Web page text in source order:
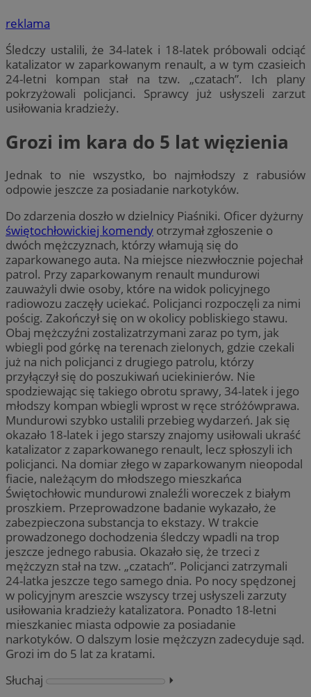
reklama
Śledczy ustalili, że 34-latek i 18-latek próbowali odciąć
katalizator w zaparkowanym renault, a w tym czasieich
24-letni kompan stał na tzw. „czatach”. Ich plany
pokrzyżowali policjanci. Sprawcy już usłyszeli zarzut
usiłowania kradzieży.
Grozi im kara do 5 lat więzienia
Jednak to nie wszystko, bo najmłodszy z rabusiów
odpowie jeszcze za posiadanie narkotyków.
Do zdarzenia doszło w dzielnicy Piaśniki. Oficer dyżurny
świętochłowickiej komendy otrzymał zgłoszenie o
dwóch mężczyznach, którzy włamują się do
zaparkowanego auta. Na miejsce niezwłocznie pojechał
patrol. Przy zaparkowanym renault mundurowi
zauważyli dwie osoby, które na widok policyjnego
radiowozu zaczęły uciekać. Policjanci rozpoczęli za nimi
pościg. Zakończył się on w okolicy pobliskiego stawu.
Obaj mężczyźni zostalizatrzymani zaraz po tym, jak
wbiegli pod górkę na terenach zielonych, gdzie czekali
już na nich policjanci z drugiego patrolu, którzy
przyłączył się do poszukiwań uciekinierów. Nie
spodziewając się takiego obrotu sprawy, 34-latek i jego
młodszy kompan wbiegli wprost w ręce stróżówprawa.
Mundurowi szybko ustalili przebieg wydarzeń. Jak się
okazało 18-latek i jego starszy znajomy usiłowali ukraść
katalizator z zaparkowanego renault, lecz spłoszyli ich
policjanci. Na domiar złego w zaparkowanym nieopodal
fiacie, należącym do młodszego mieszkańca
Świętochłowic mundurowi znaleźli woreczek z białym
proszkiem. Przeprowadzone badanie wykazało, że
zabezpieczona substancja to ekstazy. W trakcie
prowadzonego dochodzenia śledczy wpadli na trop
jeszcze jednego rabusia. Okazało się, że trzeci z
mężczyzn stał na tzw. „czatach”. Policjanci zatrzymali
24-latka jeszcze tego samego dnia. Po nocy spędzonej
w policyjnym areszcie wszyscy trzej usłyszeli zarzuty
usiłowania kradzieży katalizatora. Ponadto 18-letni
mieszkaniec miasta odpowie za posiadanie
narkotyków. O dalszym losie mężczyzn zadecyduje sąd.
Grozi im do 5 lat za kratami.
Słuchaj
⏵︎